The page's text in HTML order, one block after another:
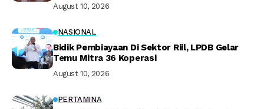
August 10, 2026
NASIONAL
Bidik Pembiayaan Di Sektor Riil, LPDB Gelar
Temu Mitra 36 Koperasi
August 10, 2026
PERTAMINA